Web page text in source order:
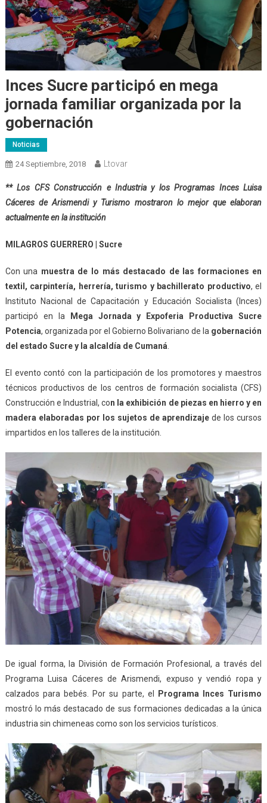
Inces Sucre participó en mega
jornada familiar organizada por la
gobernación
Noticias
24 Septiembre, 2018 Ltovar
** Los CFS Construcción e Industria y los Programas Inces Luisa
Cáceres de Arismendi y Turismo mostraron lo mejor que elaboran
actualmente en la institución
MILAGROS GUERRERO | Sucre
Con una muestra de lo más destacado de las formaciones en
textil, carpintería, herrería, turismo y bachillerato productivo, el
Instituto Nacional de Capacitación y Educación Socialista (Inces)
participó en la Mega Jornada y Expoferia Productiva Sucre
Potencia, organizada por el Gobierno Bolivariano de la gobernación
del estado Sucre y la alcaldía de Cumaná
El evento contó con la participación de los promotores y maestros
técnicos productivos de los centros de formación socialista (CFS)
Construcción e Industrial, con la exhibición de piezas en hierro y en
madera elaboradas por los sujetos de aprendizaje de los cursos
impartidos en los talleres de la institución.
De igual forma, la División de Formación Profesional, a través del
Programa Luisa Cáceres de Arismendi, expuso y vendió ropa y
calzados para bebés. Por su parte, el
Programa Inces Turismo
mostró lo más destacado de sus formaciones dedicadas a la única
industria sin chimeneas como son los servicios turísticos.